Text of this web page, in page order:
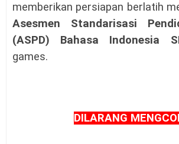
memberikan persiapan berlatih
Asesmen Standarisasi
(ASPD) Bahasa Indonesia
games.
DILARANG